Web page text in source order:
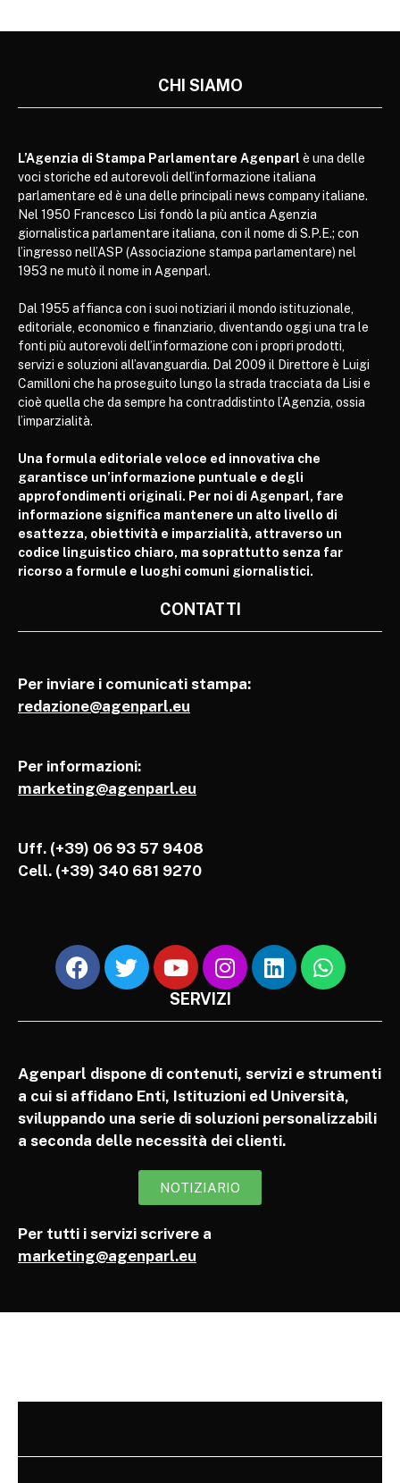
CHI SIAMO
L’Agenzia di Stampa Parlamentare Agenparl è una delle
voci storiche ed autorevoli dell’informazione italiana
parlamentare ed è una delle principali news company italiane.
Nel 1950 Francesco Lisi fondò la più antica Agenzia
giornalistica parlamentare italiana, con il nome di S.P.E.; con
l’ingresso nell’ASP (Associazione stampa parlamentare) nel
1953 ne mutò il nome in Agenparl.
Dal 1955 affianca con i suoi notiziari il mondo istituzionale,
editoriale, economico e finanziario, diventando oggi una tra le
fonti più autorevoli dell’informazione con i propri prodotti,
servizi e soluzioni all’avanguardia. Dal 2009 il Direttore è Luigi
Camilloni che ha proseguito lungo la strada tracciata da Lisi e
cioè quella che da sempre ha contraddistinto l’Agenzia, ossia
l’imparzialità.
Una formula editoriale veloce ed innovativa che
garantisce un’informazione puntuale e degli
approfondimenti originali. Per noi di Agenparl, fare
informazione significa mantenere un alto livello di
esattezza, obiettività e imparzialità, attraverso un
codice linguistico chiaro, ma soprattutto senza far
ricorso a formule e luoghi comuni giornalistici.
CONTATTI
Per inviare i comunicati stampa:
redazione@agenparl.eu
Per informazioni:
marketing@agenparl.eu
Uff. (+39) 06 93 57 9408
Cell. (+39) 340 681 9270
SERVIZI
Agenparl dispone di contenuti, servizi e strumenti
a cui si affidano Enti, Istituzioni ed Università,
sviluppando una serie di soluzioni personalizzabili
a seconda delle necessità dei clienti.
NOTIZIARIO
Per tutti i servizi scrivere a
marketing@agenparl.eu